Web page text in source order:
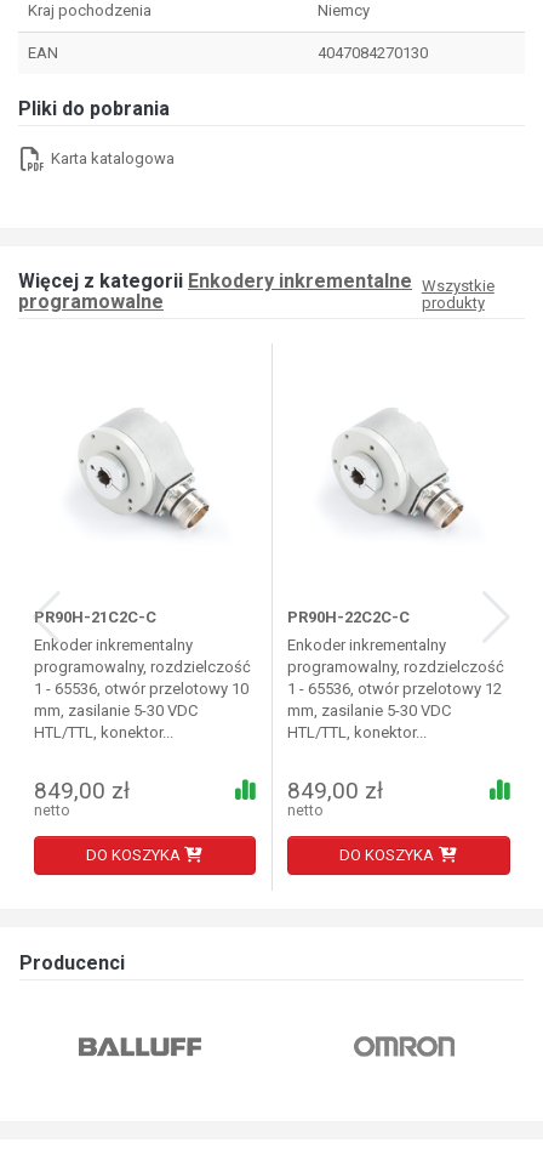
Kraj pochodzenia Niemcy
EAN 4047084270130
Pliki do pobrania
Karta katalogowa
Więcej z kategorii Enkodery inkrementalne
programowalne
Wszystkie
produkty
PR90H-21C2C-C
Enkoder inkrementalny
programowalny, rozdzielczość
1 - 65536, otwór przelotowy 10
mm, zasilanie 5-30 VDC
HTL/TTL, konektor...
849,00 zł
netto
DO KOSZYKA
PR90H-22C2C-C
Enkoder inkrementalny
programowalny, rozdzielczość
1 - 65536, otwór przelotowy 12
mm, zasilanie 5-30 VDC
HTL/TTL, konektor...
849,00 zł
netto
DO KOSZYKA
Producenci